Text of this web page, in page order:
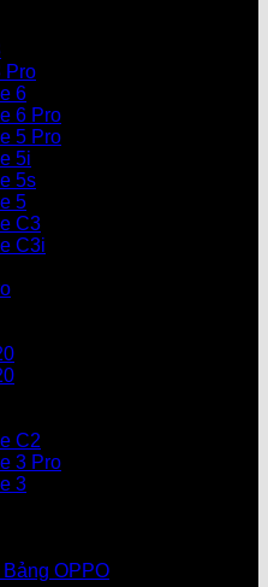
Pro
6
6 Pro
5 Pro
5i
5s
5
C3
C3i
C2
3 Pro
3
OPPO